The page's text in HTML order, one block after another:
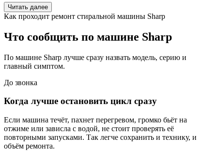
Читать далее
Как проходит ремонт стиральной машины Sharp
Что сообщить по машине Sharp
По машине Sharp лучше сразу назвать модель, серию и
главный симптом.
До звонка
Когда лучше остановить цикл сразу
Если машина течёт, пахнет перегревом, громко бьёт на
отжиме или зависла с водой, не стоит проверять её
повторными запусками. Так легче сохранить и технику, и
объём ремонта.